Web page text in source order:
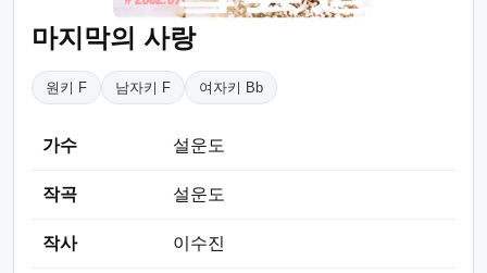
마지막의 사랑
원키 F 남자키 F 여자키 Bb
가수 설운도
작곡 설운도
작사 이수진